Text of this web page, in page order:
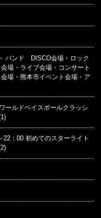
バンド DISCO会場・ロック
場・ライブ会場・コンサート
場・熊本市イベント会場・ア
ルドベイスボールクラッシ
：00 初めてのスターライト